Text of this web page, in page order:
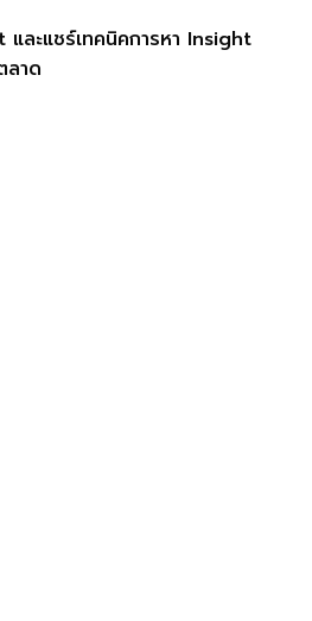
ละแชร์เทคนิคการหา Insight
ลาด